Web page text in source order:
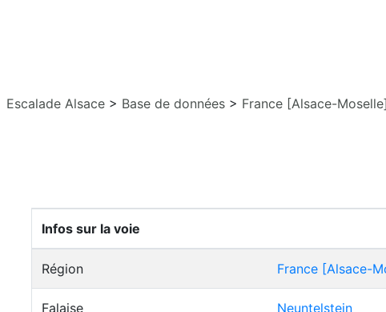
Escalade Alsace > Base de données > France [Alsace-Moselle]
Infos sur la voie
Région France [Alsace-
Falaise Neuntelstein